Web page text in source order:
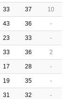
33 37 10
43 36 -
23 33 -
33 36 2
17 28 -
19 35 -
31 32 -